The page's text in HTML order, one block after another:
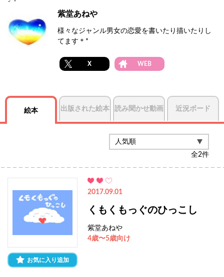
紫堂あねや
様々なジャンル男女の恋愛を書いたり描いたりし
てます＊*
X WEB
絵本 出版された絵本 読み聞かせ動画 近況ボード
全2件
お気に入り追加
2017.09.01
くもくもっぐのひっこし
紫堂あねや
4歳〜5歳向け